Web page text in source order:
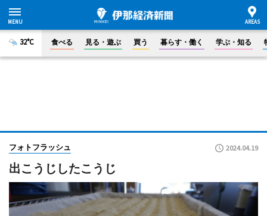
32°C 食べる 見る・遊ぶ 買う 暮らす・働く 学ぶ・知る
フォトフラッシュ 2024.04.19
出こうじしたこうじ